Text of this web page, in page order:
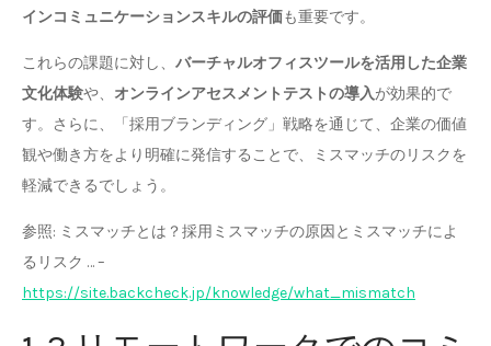
インコミュニケーションスキルの評価も重要です。
これらの課題に対し、 バーチャルオフィスツールを活用した企業
文化体験や、 オンラインアセスメントテストの導入が効果的で
す。さらに、「採用ブランディング」戦略を通じて、企業の価値
観や働き方をより明確に発信することで、ミスマッチのリスクを
軽減できるでしょう。
参照: ミスマッチとは？採用ミスマッチの原因とミスマッチによ
るリスク … –
https://site.backcheck.jp/knowledge/what_mismatch